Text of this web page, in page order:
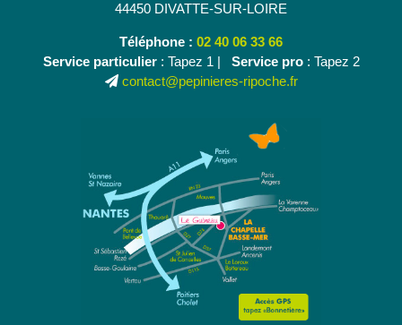
44450 DIVATTE-SUR-LOIRE
Téléphone : 02 40 06 33 66
Service particulier: Tapez 1 | Service pro: Tapez 2
contact@pepinieres-ripoche.fr